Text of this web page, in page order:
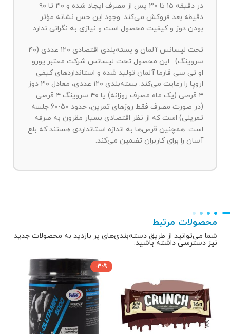
در دقیقه ۱۵ تا ۳۰ پس از مصرف ایجاد شده و ۳۰ تا ۹۰
دقیقه بعد فروکش می‌کند. وجود این حس نشانه مؤثر
بودن دوز و کیفیت محصول است و نیازی به نگرانی ندارد.
تحت لیسانس آلمان و بسته‌بندی اقتصادی ۱۲۰ عددی (۴۰
سروینگ) : این محصول تحت لیسانس شرکت معتبر یورو
او تی سی فارما آلمان تولید شده و استانداردهای کیفی
اروپا را رعایت می‌کند. بسته‌بندی ۱۲۰ عددی، معادل ۳۰ دوز
۴ قرصی (یک ماه مصرف روزانه) یا ۴۰ سروینگ ۴ قرصی
(در صورت مصرف فقط روزهای تمرین، حدود ۵۰-۶۰ جلسه
تمرینی) است که از نظر اقتصادی بسیار مقرون به صرفه
است. همچنین قرص‌ها به اندازه استانداردی هستند که بلع
آسان را برای کاربران تضمین می‌کند.
محصولات مرتبط
شما می‌توانید از طریق دسته‌بندی‌های پر بازدید به محصولات جدید
نیز دسترسی داشته باشید.
-30%